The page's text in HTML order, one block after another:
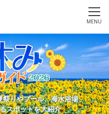
MENU
りやプール、海水浴場、
スポットを大紹介